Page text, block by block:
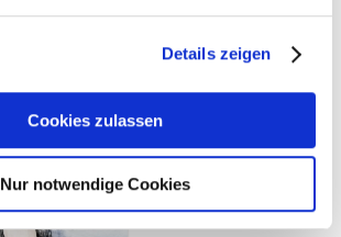
Details zeigen
Cookies zulassen
Nur notwendige Cookies